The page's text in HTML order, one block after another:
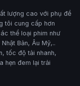
lượng cao với phụ đề
tôi cung cấp hơn
thể loại phim như
Bản, Âu Mỹ,..
tốc độ tải nhanh,
hẹn đem lại trải